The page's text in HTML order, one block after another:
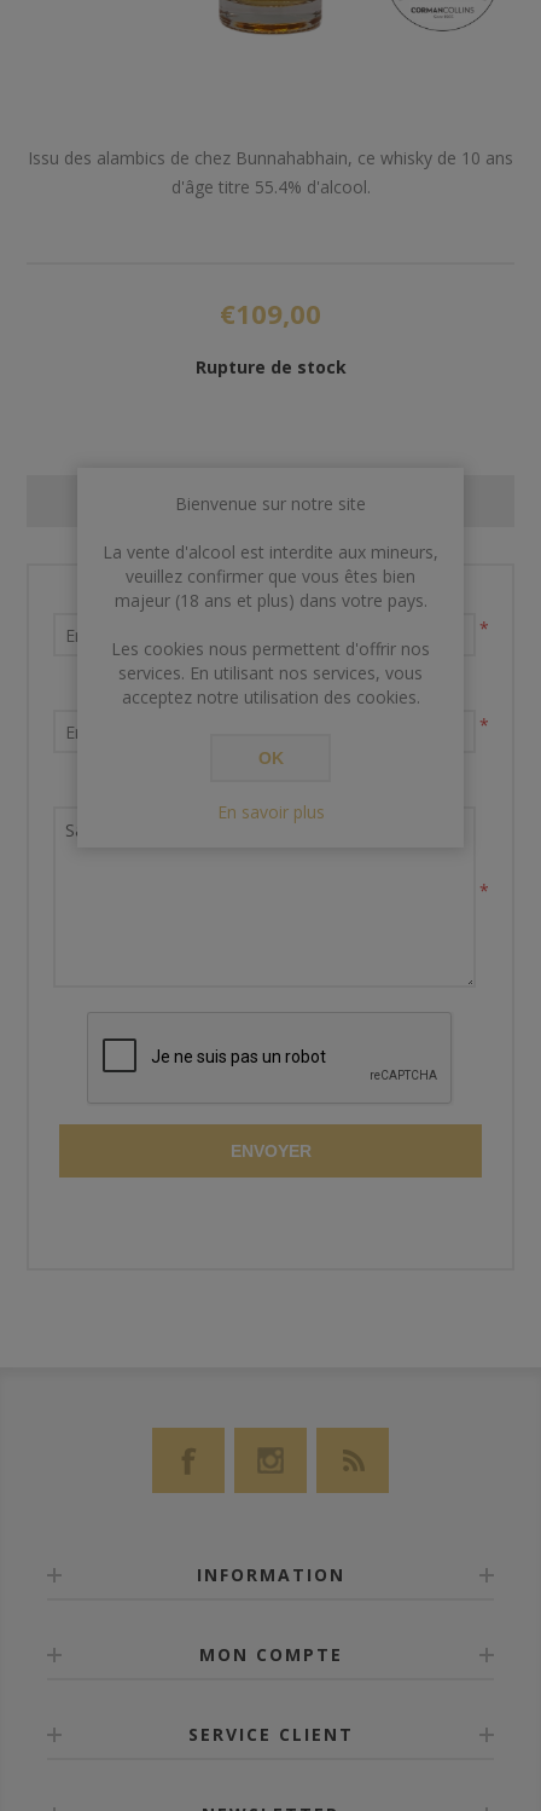
Issu des alambics de chez Bunnahabhain, ce whisky de 10 ans
d'âge titre 55.4% d'alcool.
€109,00
Rupture de stock
CONTACT US
Nom et prénom
*
Votre adresse email
*
*
ENVOYER
INFORMATION
MON COMPTE
SERVICE CLIENT
Bienvenue sur notre site
La vente d'alcool est interdite aux mineurs,
veuillez confirmer que vous êtes bien
majeur (18 ans et plus) dans votre pays.
Les cookies nous permettent d'offrir nos
services. En utilisant nos services, vous
acceptez notre utilisation des cookies.
OK
En savoir plus